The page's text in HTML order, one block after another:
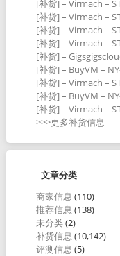
[补货] – Virmach –
[补货] – Virmach –
[补货] – Virmach –
[补货] – Virmach –
[补货] –
[补货] – BuyVM –
[补货] – Virmach –
[补货] – BuyVM –
[补货] – Virmach –
>>>更多补货信息
文章分类
商家信息 (110)
推荐信息 (138)
未分类(2)
补货信息 (10,142)
评测信息 (5)